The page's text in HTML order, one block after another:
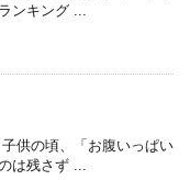
ンキング ...
供の頃、「お腹いっぱい
は残さず ...